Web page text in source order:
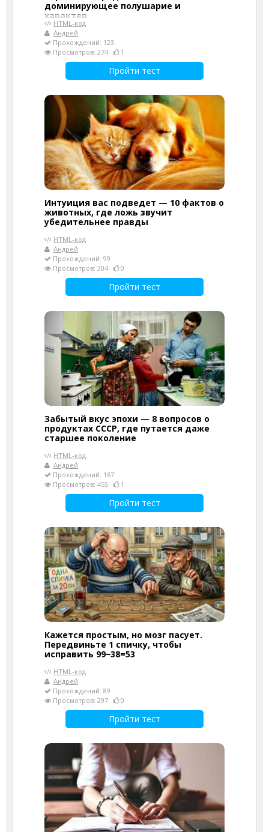
доминирующее полушарие и
характер
HTML-код
Андрей
Прохождений: 123
Просмотров: 274
1
Пройти тест
Интуиция вас подведет — 10 фактов о
животных, где ложь звучит
убедительнее правды
HTML-код
Андрей
Прохождений: 99
Просмотров: 304
0
Пройти тест
Забытый вкус эпохи — 8 вопросов о
продуктах СССР, где путается даже
старшее поколение
HTML-код
Андрей
Прохождений: 167
Просмотров: 455
1
Пройти тест
Кажется простым, но мозг пасует.
Передвиньте 1 спичку, чтобы
исправить 99−38=53
HTML-код
Андрей
Прохождений: 89
Просмотров: 297
0
Пройти тест